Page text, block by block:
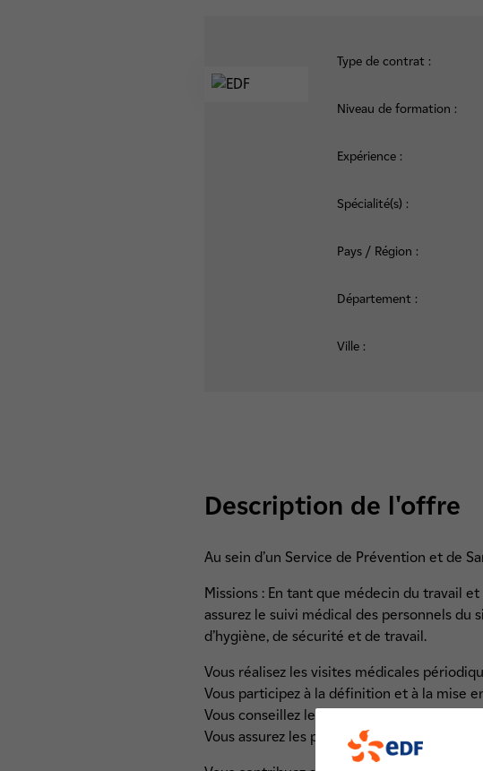
Type de contrat :
Niveau de formation :
Expérience :
Spécialité(s) :
Pays / Région :
Département :
Ville :
Description de l'offre
Au sein d’un Service de Prévention et de
Missions : En tant que médecin du travail
assurez le suivi médical des personnels
d’hygiène, de sécurité et de travail.
Vous réalisez les visites médicales
Vous participez à la définition et à la mise
Vous conseillez les managers sur tous les
Vous assurez les premiers gestes en cas de